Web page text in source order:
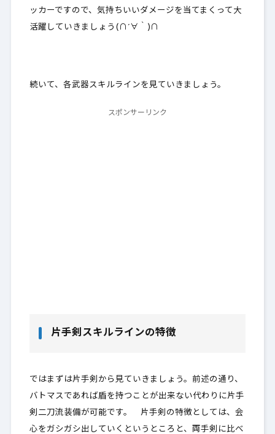
ッカーですので、気持ちいいダメージを当てまくって大
活躍していきましょう(∩´∀｀)∩
続いて、各武器スキルラインを見ていきましょう。
スポンサーリンク
片手剣スキルラインの特徴
ではまずは片手剣から見ていきましょう。前述の通り、
バトマスであれば盾を持つことが出来ない代わりに片手
剣二刀流装備が可能です。 片手剣の特徴としては、会
心をガシガシ出していくというところと、両手剣に比べ